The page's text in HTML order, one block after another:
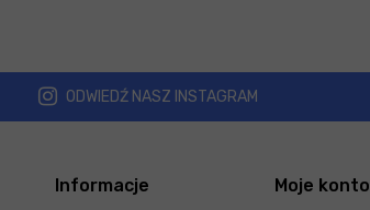
ODWIEDŹ NASZ INSTAGRAM
Informacje Moje konto